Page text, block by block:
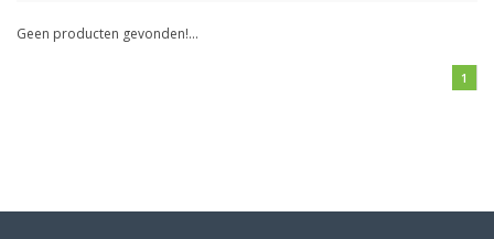
Geen producten gevonden!...
1